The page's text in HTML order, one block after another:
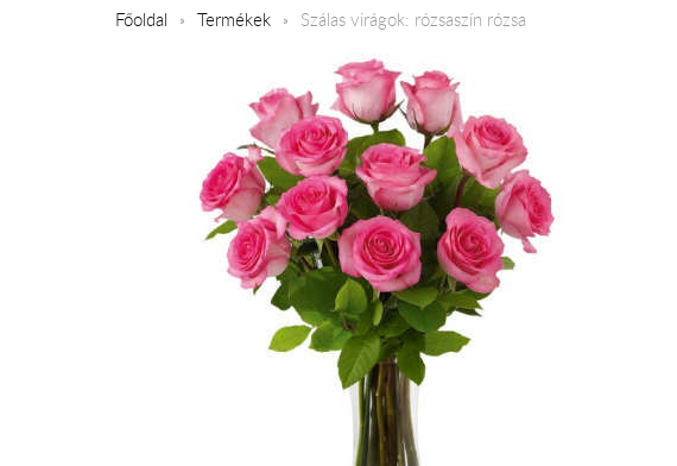
Főoldal Termékek Szálas virágok: rózsaszín rózsa